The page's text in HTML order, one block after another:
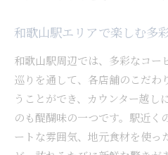
和歌山駅エリアで楽しむ多
和歌山駅周辺では、多彩なコー
巡りを通して、各店舗のこだわ
うことができ、カウンター越し
のも醍醐味の一つです。駅近く
ートな雰囲気、地元食材を使っ